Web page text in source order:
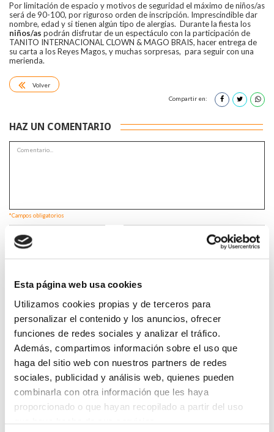
Esta página web usa cookies
Utilizamos cookies propias y de terceros para
personalizar el contenido y los anuncios, ofrecer
funciones de redes sociales y analizar el tráfico.
Además, compartimos información sobre el uso que
haga del sitio web con nuestros partners de redes
sociales, publicidad y análisis web, quienes pueden
combinarla con otra información que les haya
proporcionado o que hayan recopilado a partir del uso
Por limitación de espacio y motivos de seguridad el máximo de niños/as
será de 90-100, por riguroso orden de inscripción. Imprescindible dar
nombre, edad y si tienen algún tipo de alergias. Durante la fiesta los
niños/as podrán disfrutar de un espectáculo con la participación de
TANITO INTERNACIONAL CLOWN & MAGO BRAIS, hacer entrega de
su carta a los Reyes Magos, y muchas sorpresas, para seguir con una
merienda.
Volver
Compartir en:
HAZ UN COMENTARIO
*Campos obligatorios
He leido y acepto laPolítica de privacidad*
DESTACADAS
SANIDAD CREA UN DIPLOMA OFICIAL PARA RECONOCER LA
LABOR DE LOS TUTORES DE RESIDENTES
06/08/2026
LA ALIANZA MÉDICA POR LA SALUD PLANETARIA SE ADHIERE
AL PACTO DE ESTADO FRENTE A LA EMERGENCIA CLIMÁTICA